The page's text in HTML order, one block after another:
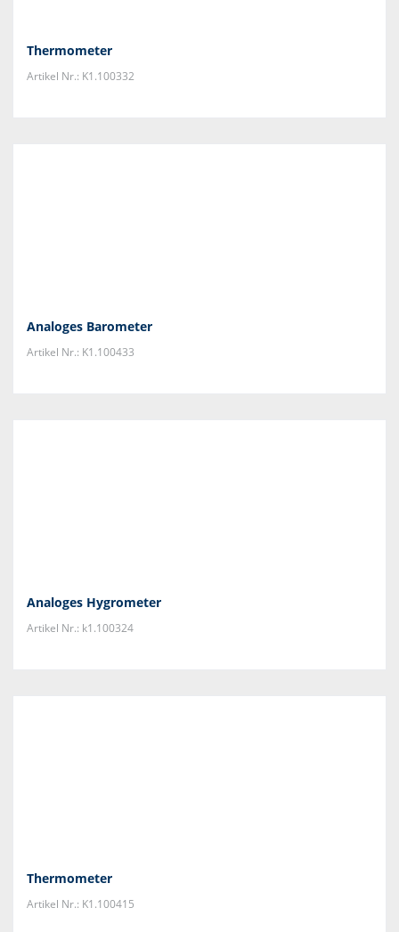
Thermometer
Artikel Nr.: K1.100332
Analoges Barometer
Artikel Nr.: K1.100433
Analoges Hygrometer
Artikel Nr.: k1.100324
Thermometer
Artikel Nr.: K1.100415